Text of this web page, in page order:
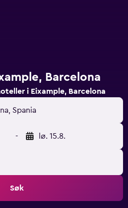
Barcelona
i Eixample, Barcelona
Spania
- lø. 15.8.
Søk